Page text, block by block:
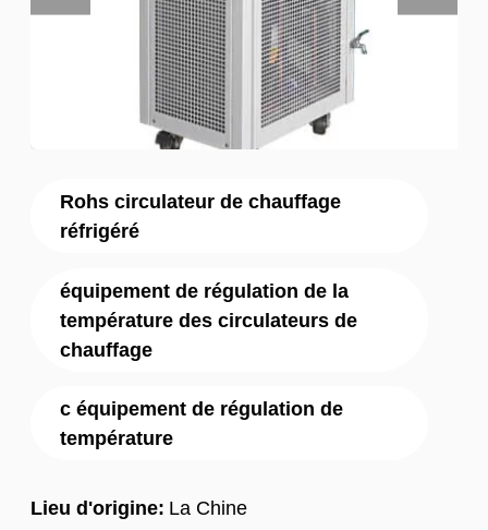
Rohs circulateur de chauffage
réfrigéré
équipement de régulation de la
température des circulateurs de
chauffage
c équipement de régulation de
température
Lieu d'origine: La Chine